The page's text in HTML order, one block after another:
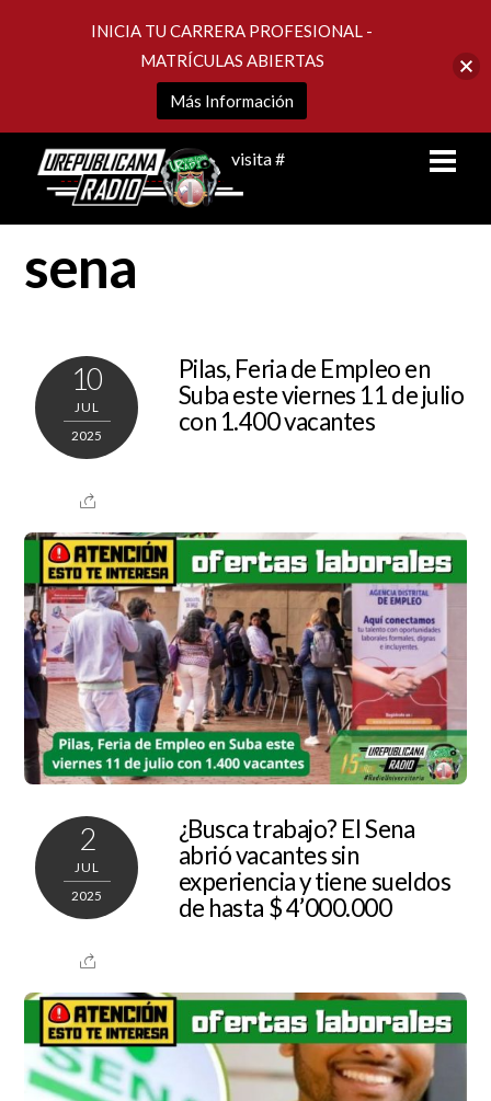
visita #
sena
10
JUL
2025
Pilas, Feria de Empleo en
Suba este viernes 11 de julio
con 1.400 vacantes
2
JUL
2025
¿Busca trabajo? El Sena
abrió vacantes sin
experiencia y tiene sueldos
de hasta $ 4’000.000
INICIA TU CARRERA PROFESIONAL -
MATRÍCULAS ABIERTAS
Más Información